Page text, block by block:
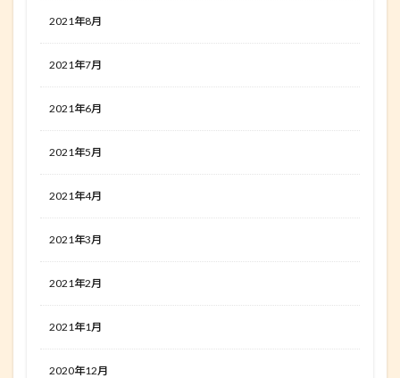
2021年8月
2021年7月
2021年6月
2021年5月
2021年4月
2021年3月
2021年2月
2021年1月
2020年12月